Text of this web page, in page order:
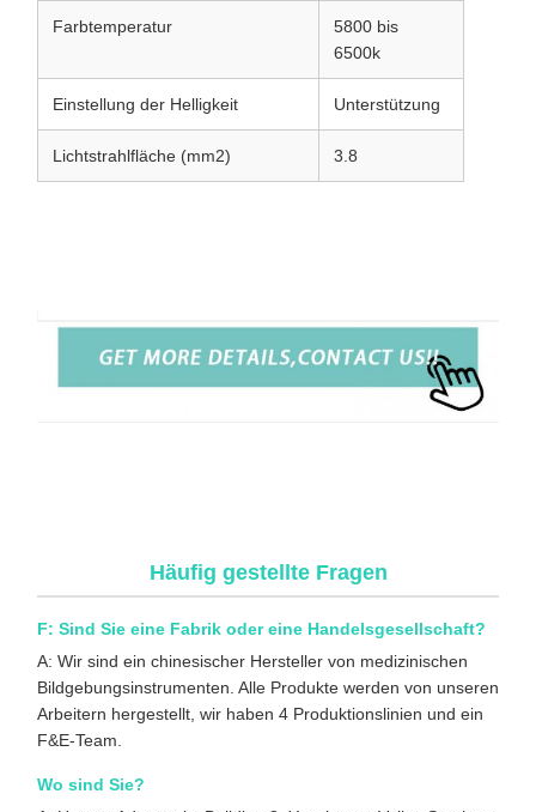
Farbtemperatur
5800 bis
6500k
Einstellung der Helligkeit Unterstützung
Lichtstrahlfläche (mm2) 3.8
Häufig gestellte Fragen
F: Sind Sie eine Fabrik oder eine Handelsgesellschaft?
A: Wir sind ein chinesischer Hersteller von medizinischen
Bildgebungsinstrumenten. Alle Produkte werden von unseren
Arbeitern hergestellt, wir haben 4 Produktionslinien und ein
F&E-Team.
Wo sind Sie?